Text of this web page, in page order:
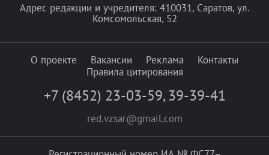
Адрес редакции и учредителя: 410031, Саратов, ул.
Комсомольская, 52
О проекте Вакансии Реклама
Контакты
Правила цитирования
+7 (8452) 23-03-59, 39-39-41
red.vzsar@gmail.com